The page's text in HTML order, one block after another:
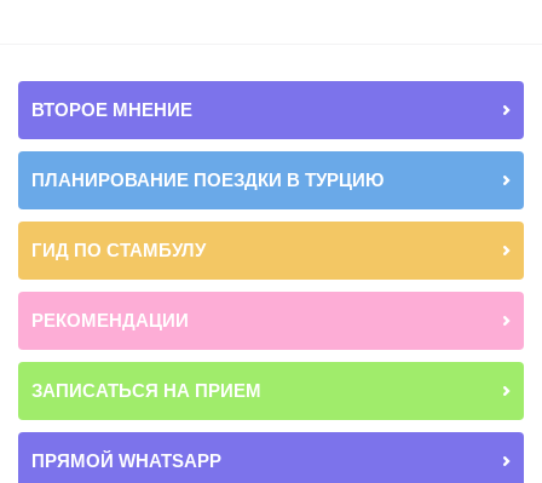
ВТОРОЕ МНЕНИЕ
ПЛАНИРОВАНИЕ ПОЕЗДКИ В ТУРЦИЮ
ГИД ПО СТАМБУЛУ
РЕКОМЕНДАЦИИ
ЗАПИСАТЬСЯ НА ПРИЕМ
ПРЯМОЙ WHATSAPP